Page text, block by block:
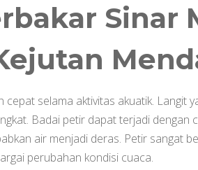
Sinar
selama aktivitas akuatik. Langit
Badai petir dapat terjadi dengan
air menjadi deras. Petir sangat
perubahan kondisi cuaca.